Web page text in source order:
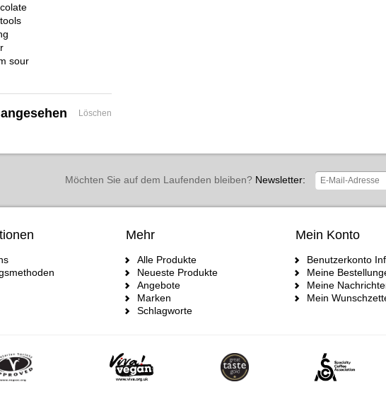
sour
Löschen
Möchten Sie auf dem Laufenden bleiben?Newsletter:
Mehr
Alle Produkte
Neueste Produkte
Angebote
Marken
Schlagworte
Mein Konto
Benutzerkonto
Meine
Meine
Mein